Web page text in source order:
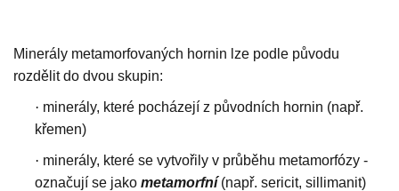
Minerály metamorfovaných hornin lze podle původu
rozdělit do dvou skupin:
· minerály, které pocházejí z původních hornin (např.
křemen)
· minerály, které se vytvořily v průběhu metamorfózy -
označují se jako metamorfní(např. sericit, sillimanit)